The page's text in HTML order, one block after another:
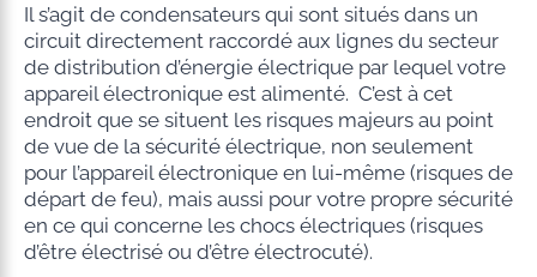
Il s’agit de condensateurs qui sont situés dans un
circuit directement raccordé aux lignes du secteur
de distribution d’énergie électrique par lequel votre
appareil électronique est alimenté. C’est à cet
endroit que se situent les risques majeurs au point
de vue de la sécurité électrique, non seulement
pour l’appareil électronique en lui-même (risques de
départ de feu), mais aussi pour votre propre sécurité
en ce qui concerne les chocs électriques (risques
d’être électrisé ou d’être électrocuté).